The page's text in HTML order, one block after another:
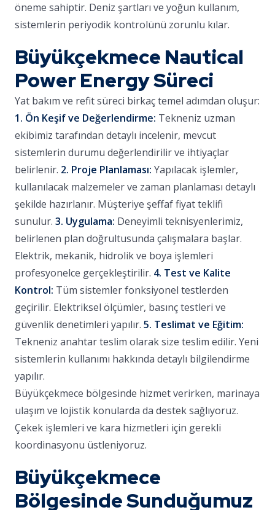
öneme sahiptir. Deniz şartları ve yoğun kullanım,
sistemlerin periyodik kontrolünü zorunlu kılar.
Büyükçekmece Nautical
Power Energy Süreci
Yat bakım ve refit süreci birkaç temel adımdan oluşur:
1. Ön Keşif ve Değerlendirme: Tekneniz uzman
ekibimiz tarafından detaylı incelenir, mevcut
sistemlerin durumu değerlendirilir ve ihtiyaçlar
belirlenir. 2. Proje Planlaması: Yapılacak işlemler,
kullanılacak malzemeler ve zaman planlaması detaylı
şekilde hazırlanır. Müşteriye şeffaf fiyat teklifi
sunulur. 3. Uygulama: Deneyimli teknisyenlerimiz,
belirlenen plan doğrultusunda çalışmalara başlar.
Elektrik, mekanik, hidrolik ve boya işlemleri
profesyonelce gerçekleştirilir. 4. Test ve Kalite
Kontrol: Tüm sistemler fonksiyonel testlerden
geçirilir. Elektriksel ölçümler, basınç testleri ve
güvenlik denetimleri yapılır. 5. Teslimat ve Eğitim:
Tekneniz anahtar teslim olarak size teslim edilir. Yeni
sistemlerin kullanımı hakkında detaylı bilgilendirme
yapılır.
Büyükçekmece bölgesinde hizmet verirken, marinaya
ulaşım ve lojistik konularda da destek sağlıyoruz.
Çekek işlemleri ve kara hizmetleri için gerekli
koordinasyonu üstleniyoruz.
Büyükçekmece
Bölgesinde Sunduğumuz